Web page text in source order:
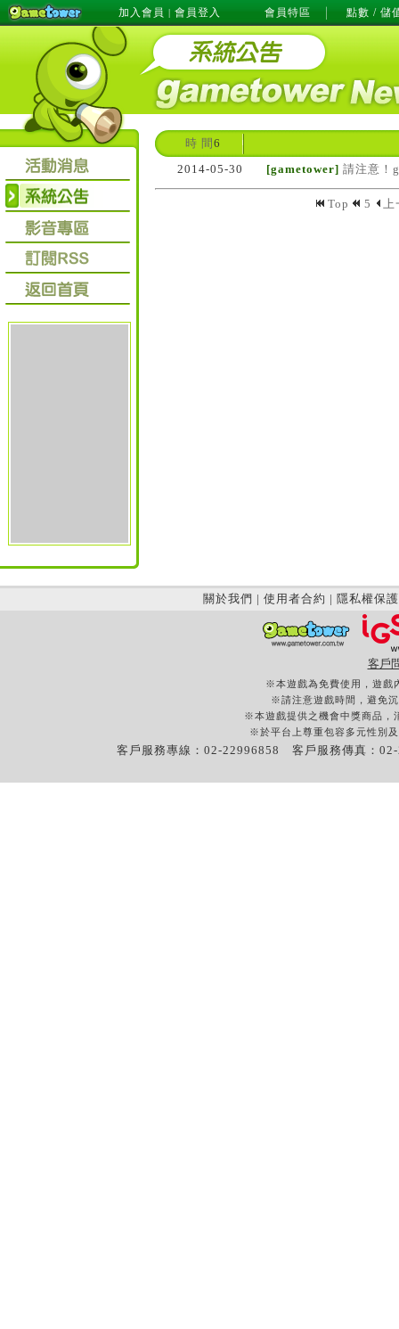
加入會員 | 會員登入 會員特區 點數 / 儲
時 間 6
2014-05-30
[gametower] 請注意！
Top 5 上
關於我們 | 使用者合約 | 隱私權保護
客戶
※本遊戲為免費使用，遊戲
※請注意遊戲時間，避免
※本遊戲提供之機會中獎商品，
※於平台上尊重包容多元性別
客戶服務專線：02-22996858 客戶服務傳真：